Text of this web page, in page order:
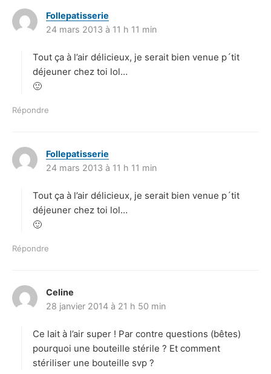
Follepatisserie
i
:
24 mars 2013 à 11 h 11 min
Tout ça à l’air délicieux, je serait bien venue p´tit
déjeuner chez toi lol…
🙂
Répondre
Follepatisserie
i
:
24 mars 2013 à 11 h 11 min
Tout ça à l’air délicieux, je serait bien venue p´tit
déjeuner chez toi lol…
🙂
Répondre
Celine
i
:
28 janvier 2014 à 21 h 50 min
Ce lait à l’air super ! Par contre questions (bêtes)
pourquoi une bouteille stérile ? Et comment
stériliser une bouteille svp ?